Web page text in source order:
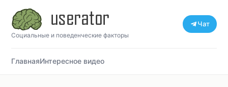
Социальные и поведенческие факторы
Чат
ГлавнаяИнтересное видео